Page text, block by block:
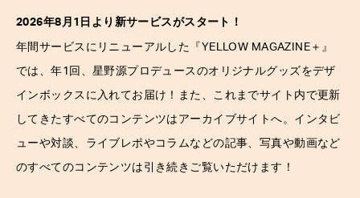
2026年8月1日より新サービスがスタート！
年間サービスにリニューアルした『YELLOW MAGAZINE ＋ 』
では、年1回、星野源プロデュースのオリジナルグッズをデザ
インボックスに入れてお届け！また、これまでサイト内で更新
してきたすべてのコンテンツはアーカイブサイトへ。インタビ
ューや対談、ライブレポやコラムなどの記事、写真や動画など
のすべてのコンテンツは引き続きご覧いただけます！